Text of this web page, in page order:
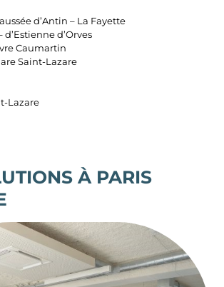
d’Antin – La Fayette
d’Estienne d’Orves
Caumartin
Saint-Lazare
Lazare
À PARIS